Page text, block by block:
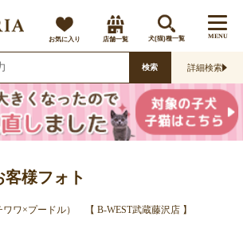
お気に入り 店舗一覧 犬(猫)種一覧 MENU
検索 詳細検索
客様フォト
ワ×プードル） 【 B-WEST武蔵藤沢店 】